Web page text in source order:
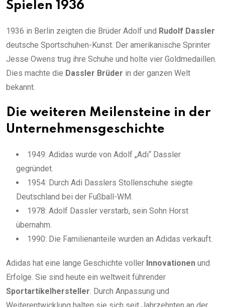
Spielen 1936
1936 in Berlin zeigten die Brüder Adolf und Rudolf Dassler
deutsche Sportschuhen-Kunst. Der amerikanische Sprinter
Jesse Owens trug ihre Schuhe und holte vier Goldmedaillen.
Dies machte die Dassler Brüder in der ganzen Welt
bekannt.
Die weiteren Meilensteine in der
Unternehmensgeschichte
1949: Adidas wurde von Adolf „Adi“ Dassler
gegründet.
1954: Durch Adi Dasslers Stollenschuhe siegte
Deutschland bei der Fußball-WM.
1978: Adolf Dassler verstarb, sein Sohn Horst
übernahm.
1990: Die Familienanteile wurden an Adidas verkauft.
Adidas hat eine lange Geschichte voller Innovationen und
Erfolge. Sie sind heute ein weltweit führender
Sportartikelhersteller . Durch Anpassung und
Weiterentwicklung halten sie sich seit Jahrzehnten an der